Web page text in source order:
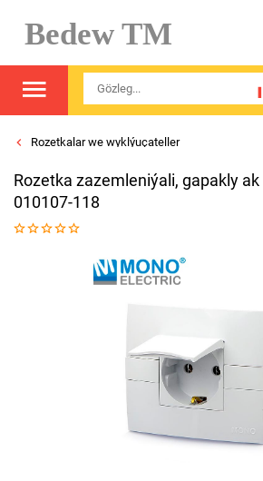
Bedew TM
Rozetkalar we wyklýuçateller
Rozetka zazemleniýali, gapakly ak
010107-118